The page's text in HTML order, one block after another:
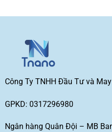
Công Ty TNHH Đầu Tư và
GPKD: 0317296980
Ngân hàng Quân Đội – MB